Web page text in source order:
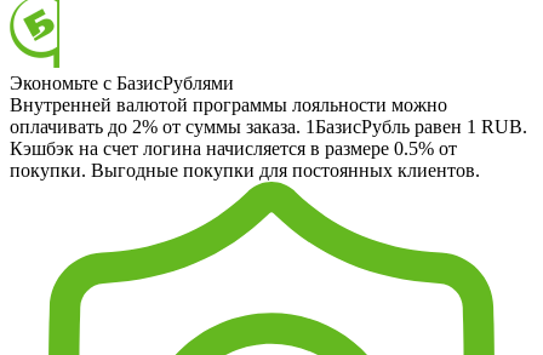
Экономьте с БазисРублями
Внутренней валютой программы лояльности можно
оплачивать до 2% от суммы заказа. 1БазисРубль равен 1 RUB.
Кэшбэк на счет логина начисляется в размере 0.5% от
покупки. Выгодные покупки для постоянных клиентов.